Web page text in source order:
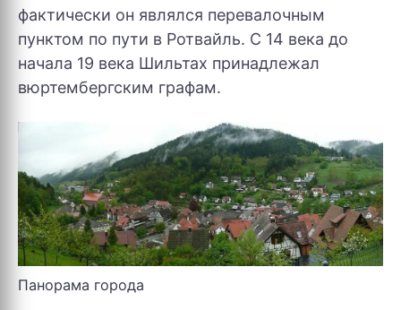
фактически он являлся перевалочным
пунктом по пути в Ротвайль. С 14 века до
начала 19 века Шильтах принадлежал
вюртембергским графам.
Панорама города